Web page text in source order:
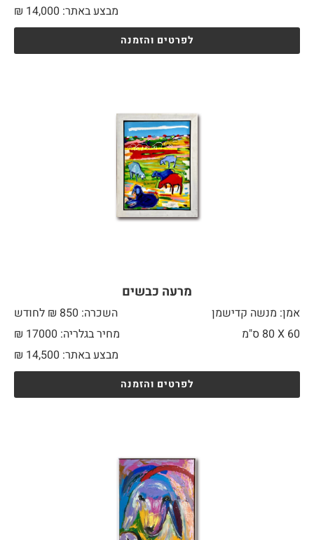
מבצע באתר:
₪ 14,000
לפרטים והזמנה
מרעה כבשים
אמן: מנשה קדישמן
השכרה: 850 ₪ לחודש
60 X
מחיר בגלריה: 17000 ₪
מבצע באתר:
₪ 14,500
לפרטים והזמנה